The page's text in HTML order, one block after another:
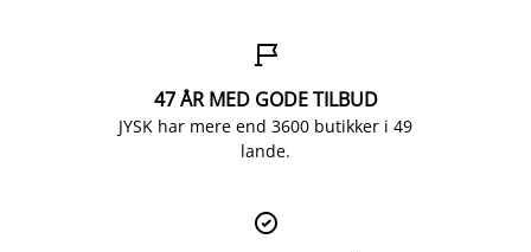

47 ÅR MED GODE TILBUD
JYSK har mere end 3600 butikker i 49
lande.
